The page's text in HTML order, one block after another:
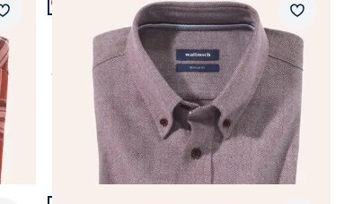
Merkzettel
Passform Regular Fit.
Regular Fit
Flanell-Hemd aus Baumwolle
ab
€ 59,99
Artikel 8 von 12.